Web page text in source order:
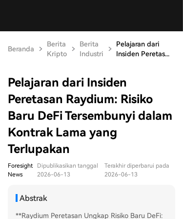
Beranda
Berita
Kripto
Berita
Industri
Pelajaran dari
Insiden Peretas...
Pelajaran dari Insiden
Peretasan Raydium: Risiko
Baru DeFi Tersembunyi dalam
Kontrak Lama yang
Terlupakan
Foresight
News
Dipublikasikan tanggal
2026-06-13
Terakhir diperbarui pada
2026-06-13
Abstrak
**Raydium Peretasan Ungkap Risiko Baru DeFi: